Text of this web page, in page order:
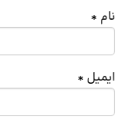
نام *
ایمیل *